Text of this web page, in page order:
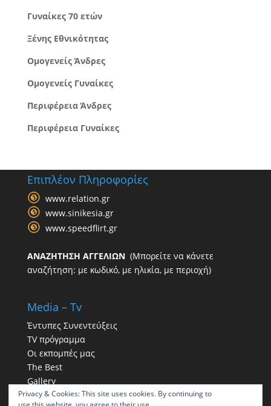
Γυναίκες 70 ετών
Ξένης Εθνικότητας
Ομογενείς Άνδρες
Ομογενείς Γυναίκες
Περιφέρεια Άνδρες
Περιφέρεια Γυναίκες
Επιπλέον Πληροφορίες
www.relation.gr
www.sinikesia.gr
www.speedflirt.gr
ΑΝΑΖΗΤΗΣΗ ΑΓΓΕΛΙΩΝ(Μπορείτε να κάνετε
αναζήτηση: με κωδικό, με ηλικία, με περιοχή)
Media – Tv
Έντυπες Συνεντεύξεις
TV πρόγραμμα
Οι εκπομπές μας
The Best
Gallery
Η παρουσία μας στα social
Privacy & Cookies: This site uses cookies. By continuing to